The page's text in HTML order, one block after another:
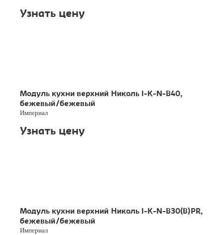
Узнать цену
Модуль кухни верхний Николь I-K-N-B40,
бежевый/бежевый
Империал
Узнать цену
Модуль кухни верхний Николь I-K-N-B30(B)PR,
бежевый/бежевый
Империал